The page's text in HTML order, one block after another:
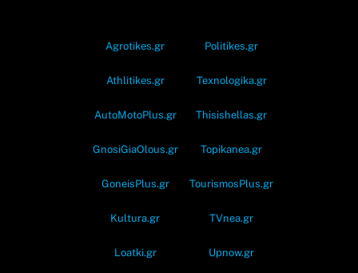
Agrotikes.gr Politikes.gr
Athlitikes.gr Texnologika.gr
AutoMotoPlus.gr Thisishellas.gr
GnosiGiaOlous.gr Topikanea.gr
GoneisPlus.gr TourismosPlus.gr
Kultura.gr TVnea.gr
Loatki.gr Upnow.gr